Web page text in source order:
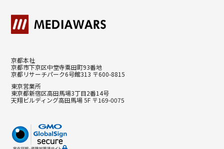
京都本社
京都市下京区中堂寺粟田町93番地
京都リサーチパーク6号館313 〒600-8815
東京営業所
東京都新宿区高田馬場3丁目2番14号
天翔ビルディング高田馬場 5F 〒169-0075